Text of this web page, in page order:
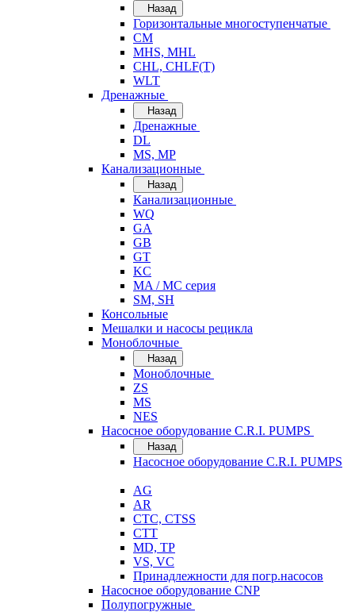
Назад
Горизонтальные многоступенчатые
CM
MHS, MHL
CHL, CHLF(T)
WLT
Дренажные
Назад
Дренажные
DL
MS, MP
Канализационные
Назад
Канализационные
WQ
GA
GB
GT
KC
MA / MC серия
SM, SH
Консольные
Мешалки и насосы рецикла
Моноблочные
Назад
Моноблочные
ZS
MS
NES
Насосное оборудование C.R.I. PUMPS
Назад
Насосное оборудование C.R.I. PUMPS
AG
AR
CTC, CTSS
CTT
MD, TP
VS, VC
Принадлежности для погр.насосов
Насосное оборудование CNP
Полупогружные